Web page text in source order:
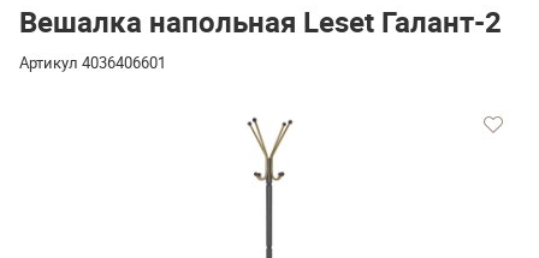
Вешалка напольная Leset Галант-2
Артикул 4036406601